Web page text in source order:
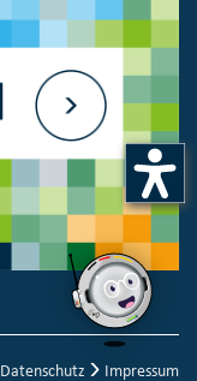
Datenschutz
Impressum